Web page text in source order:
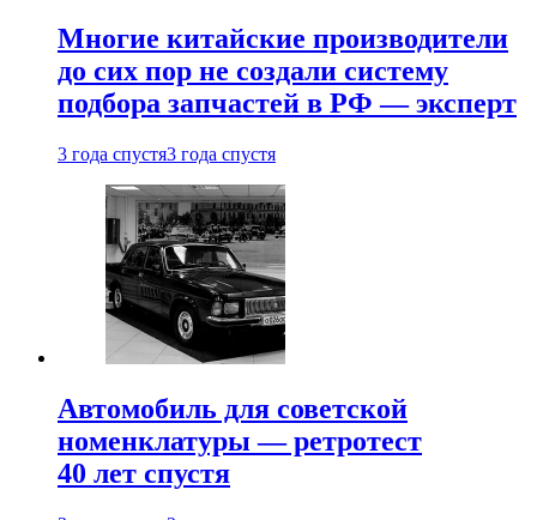
Многие китайские производители
до сих пор не создали систему
подбора запчастей в РФ — эксперт
3 года спустя3 года спустя
Автомобиль для советской
номенклатуры — ретротест
40 лет спустя